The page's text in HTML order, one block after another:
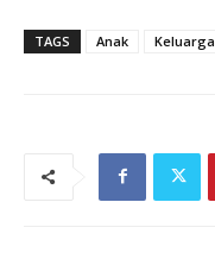
TAGS Anak Keluarga